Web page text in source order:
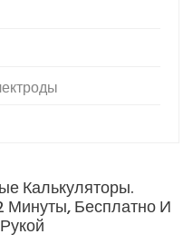
Калькуляторы.
Минуты, Бесплатно И